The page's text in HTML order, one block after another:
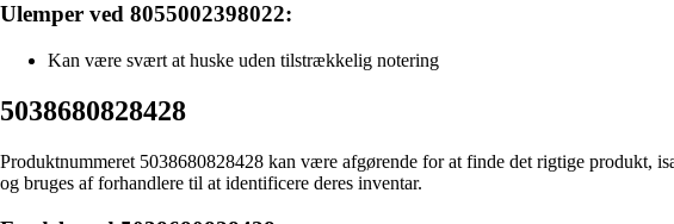
Ulemper ved 8055002398022:
Kan være svært at huske uden tilstrækkelig notering
5038680828428
Produktnummeret 5038680828428 kan være afgørende for at finde det rigtige produkt,
og bruges af forhandlere til at identificere deres inventar.